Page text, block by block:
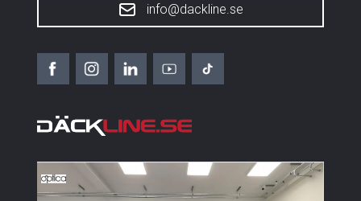
info@dackline.se